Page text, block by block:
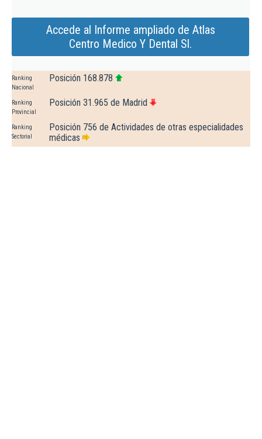
Accede al Informe ampliado de Atlas
Centro Medico Y Dental Sl.
Ranking
Nacional
Posición 168.878
Ranking
Provincial
Posición 31.965 de Madrid
Ranking
Sectorial
Posición 756 de Actividades de otras especialidades
médicas